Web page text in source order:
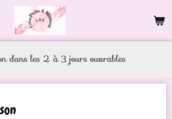
dans les 2 à 3 jours ouvrables